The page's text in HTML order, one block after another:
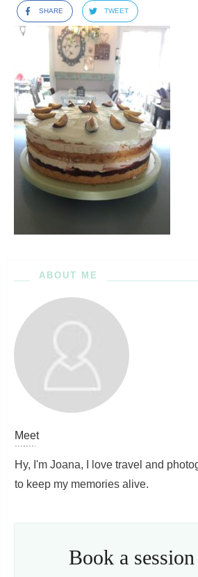
SHARE TWEET
ABOUT ME
Meet
Hy, I'm Joana, I love travel and
to keep my memories alive.
Book a